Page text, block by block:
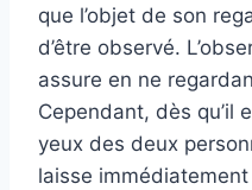
que l’objet de son
d’être observé.
assure en ne
Cependant, dès qu’il
yeux des deux
laisse